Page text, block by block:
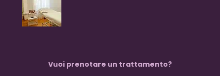
Vuoi prenotare un trattamento?